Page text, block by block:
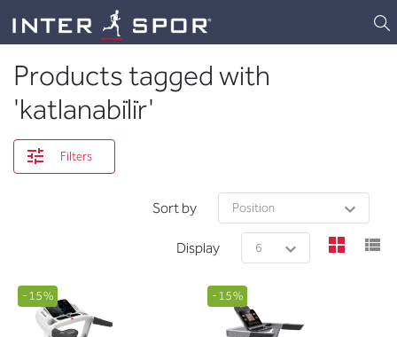
Products tagged with
'katlanabi̇li̇r'
Filters
Sort by
Display
-15% -15%